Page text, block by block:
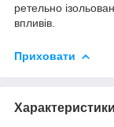
ретельно
впливів.
Приховати
Характеристики